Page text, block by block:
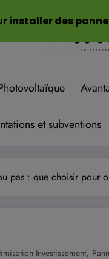
et subventions
pas : que choisir pour
Investissement,
installer des